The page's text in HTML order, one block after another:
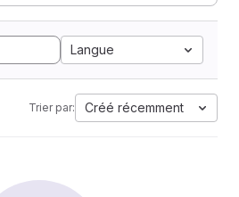
Langue
Trier par: Créé récemment